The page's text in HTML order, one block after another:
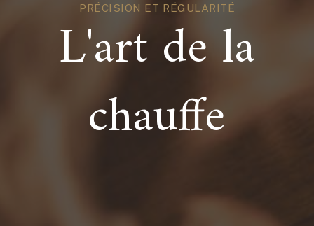
PRÉCISION ET RÉGULARITÉ
L'art de la
chauffe